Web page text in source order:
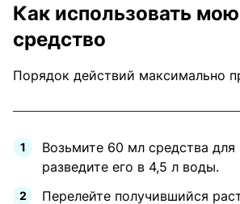
Как использовать
средство
Порядок действий максимально
Возьмите 60 мл средства
разведите его в 4,5 л воды.
Перелейте получившийся